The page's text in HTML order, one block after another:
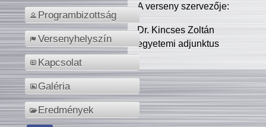
Programbizottság
Versenyhelyszín
Kapcsolat
Galéria
Eredmények
A verseny szervezője:
Dr. Kincses Zoltán
egyetemi adjunktus